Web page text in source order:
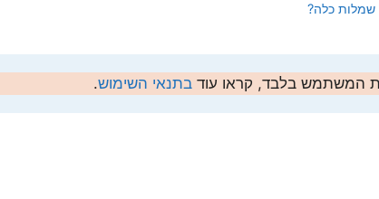
שמלות כלה?
המשתמש בלבד, קראו עוד בתנאי השימוש.